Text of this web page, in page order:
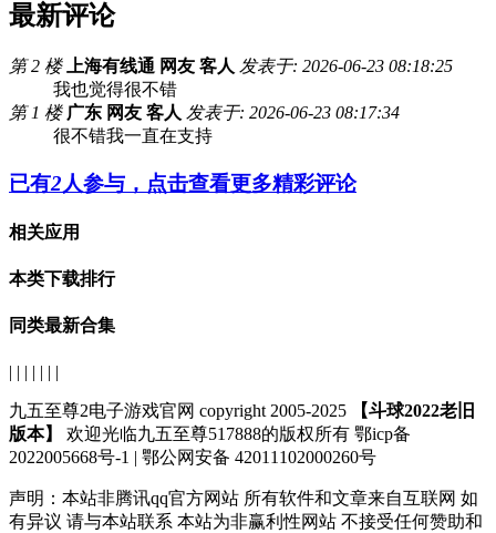
最新评论
第 2 楼 上海有线通 网友 客人 发表于: 2026-06-23 08:18:25
我也觉得很不错
第 1 楼 广东 网友 客人 发表于: 2026-06-23 08:17:34
很不错我一直在支持
已有2人参与，点击查看更多精彩评论
相关应用
本类下载排行
同类最新合集
| | | | | | |
九五至尊2电子游戏官网 copyright 2005-2025
【斗球2022老旧
版本】
欢迎光临九五至尊517888的版权所有 鄂icp备
2022005668号-1 | 鄂公网安备 42011102000260号
声明： 本站非腾讯qq官方网站 所有软件和文章来自互联网 如
有异议 请与本站联系 本站为非赢利性网站 不接受任何赞助和